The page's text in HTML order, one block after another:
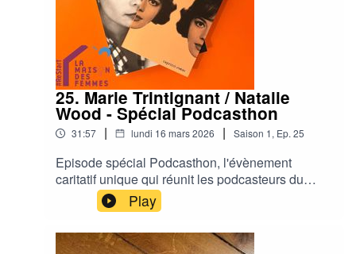
25. Marie Trintignant / Natalie
Wood - Spécial Podcasthon
31:57 | lundi 16 mars 2026 | Saison 1, Ep. 25
Episode spécial Podcasthon, l'évènement
caritatif unique qui réunit les podcasteurs du
monde entier pendant la semaine du 14 au 20
mars autour d'un objectif commun : sensibiliser
aux causes qui leur tiennent à coeur et mettre en
lumière l'action de l'association de leur
Play